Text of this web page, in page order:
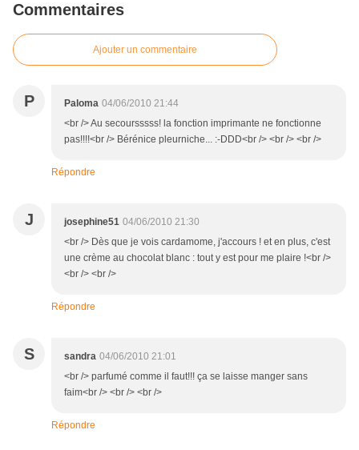
Commentaires
Ajouter un commentaire
P Paloma 04/06/2010 21:44
<br /> Au secoursssss! la fonction imprimante ne fonctionne
pas!!!!<br /> Bérénice pleurniche... :-DDD<br /> <br /> <br />
Répondre
J josephine51 04/06/2010 21:30
<br /> Dès que je vois cardamome, j'accours ! et en plus, c'est
une crème au chocolat blanc : tout y est pour me plaire !<br />
<br /> <br />
Répondre
S sandra 04/06/2010 21:01
<br /> parfumé comme il faut!!! ça se laisse manger sans
faim<br /> <br /> <br />
Répondre